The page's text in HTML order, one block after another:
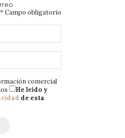
* Campo obligatorio
comercial
He leído y
de esta